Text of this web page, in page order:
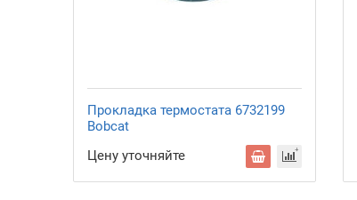
Прокладка термостата 6732199
Bobcat
Цену уточняйте